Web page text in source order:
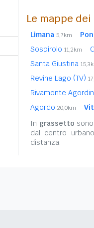
Le mappe
Limana 5,7km
Sospirolo 11,2km
Santa Giustina
Revine Lago (TV)
Rivamonte
Agordo 20,0km
In grassetto
dal centro
distanza.